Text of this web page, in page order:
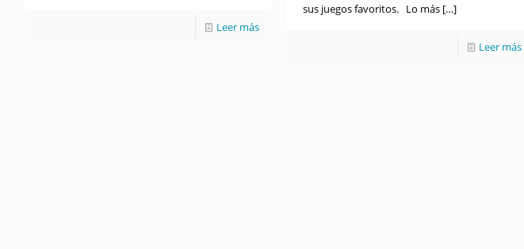
Leer más
sus juegos favoritos. Lo más […]
Leer más